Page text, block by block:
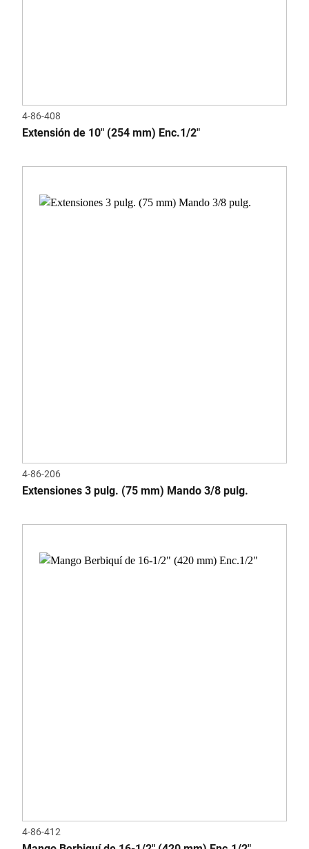
4-86-408
Extensión de 10" (254 mm) Enc.1/2"
4-86-206
Extensiones 3 pulg. (75 mm) Mando 3/8 pulg.
4-86-412